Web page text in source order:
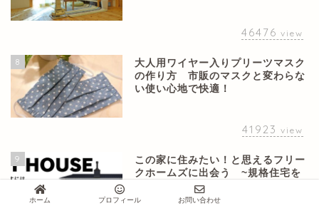
46476 view
8
大人用ワイヤー入りプリーツマスク
の作り方 市販のマスクと変わらな
い使い心地で快適！
41923 view
9
この家に住みたい！と思えるフリー
クホームズに出会う ~規格住宅を
建てるまで~
ホーム プロフィール お問い合わせ